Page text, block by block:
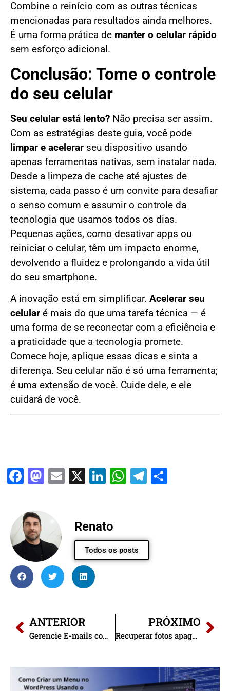
Combine o reinício com as outras técnicas
mencionadas para resultados ainda melhores.
É uma forma prática de manter o celular rápido
sem esforço adicional.
Conclusão: Tome o controle
do seu celular
Seu celular está lento? Não precisa ser assim.
Com as estratégias deste guia, você pode
limpar e acelerar seu dispositivo usando
apenas ferramentas nativas, sem instalar nada.
Desde a limpeza de cache até ajustes de
sistema, cada passo é um convite para desafiar
o senso comum e assumir o controle da
tecnologia que usamos todos os dias.
Pequenas ações, como desativar apps ou
reiniciar o celular, têm um impacto enorme,
devolvendo a fluidez e prolongando a vida útil
do seu smartphone.
A inovação está em simplificar. Acelerar seu
celular é mais do que uma tarefa técnica — é
uma forma de se reconectar com a eficiência e
a praticidade que a tecnologia promete.
Comece hoje, aplique essas dicas e sinta a
diferença. Seu celular não é só uma ferramenta;
é uma extensão de você. Cuide dele, e ele
cuidará de você.
Facebook
Mastodon
Email
X LinkedIn
WhatsApp
Telegram
Renato
Todos os posts
ANTERIOR
Gerencie E-mails com a Nova Função do Gmail e Ganhe Produtividade
PRÓXIMO
Recuperar fotos apagadas no Android com ferramentas simples.